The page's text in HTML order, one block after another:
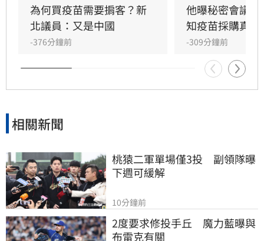
釋都暴露更多疑點，「慈濟的管理階層嚴重失
職」。他還指出其中一段關於疫苗採購價格的內
容根本不是事實，「我不知道為何慈濟高層能夠
為何買疫苗需要掮客？新
北議員：又是中國
-376分鐘前
他曝秘密會議
知疫苗採購真相
-309分鐘前
相關新聞
桃猿二軍單場僅3投　副領隊曝
下週可緩解
10分鐘前
2度要求修投手丘　魔力藍曝與
布雷克有關